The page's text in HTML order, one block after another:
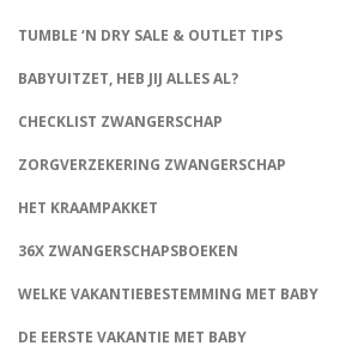
TUMBLE ‘N DRY SALE & OUTLET TIPS
BABYUITZET, HEB JIJ ALLES AL?
CHECKLIST ZWANGERSCHAP
ZORGVERZEKERING ZWANGERSCHAP
HET KRAAMPAKKET
36X ZWANGERSCHAPSBOEKEN
WELKE VAKANTIEBESTEMMING MET BABY
DE EERSTE VAKANTIE MET BABY